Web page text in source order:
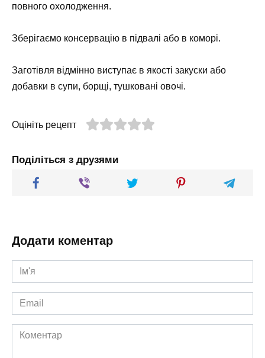
повного охолодження.
Зберігаємо консервацію в підвалі або в коморі.
Заготівля відмінно виступає в якості закуски або
добавки в супи, борщі, тушковані овочі.
Оцініть рецепт
Поділіться з друзями
Додати коментар
Ім'я
*
Email
*
Коментар